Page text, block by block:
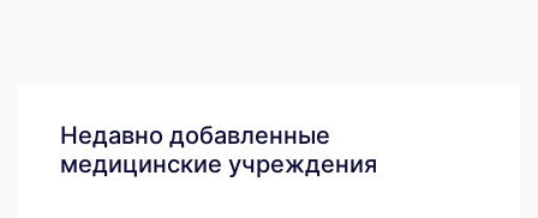
Недавно добавленные
медицинские учреждения